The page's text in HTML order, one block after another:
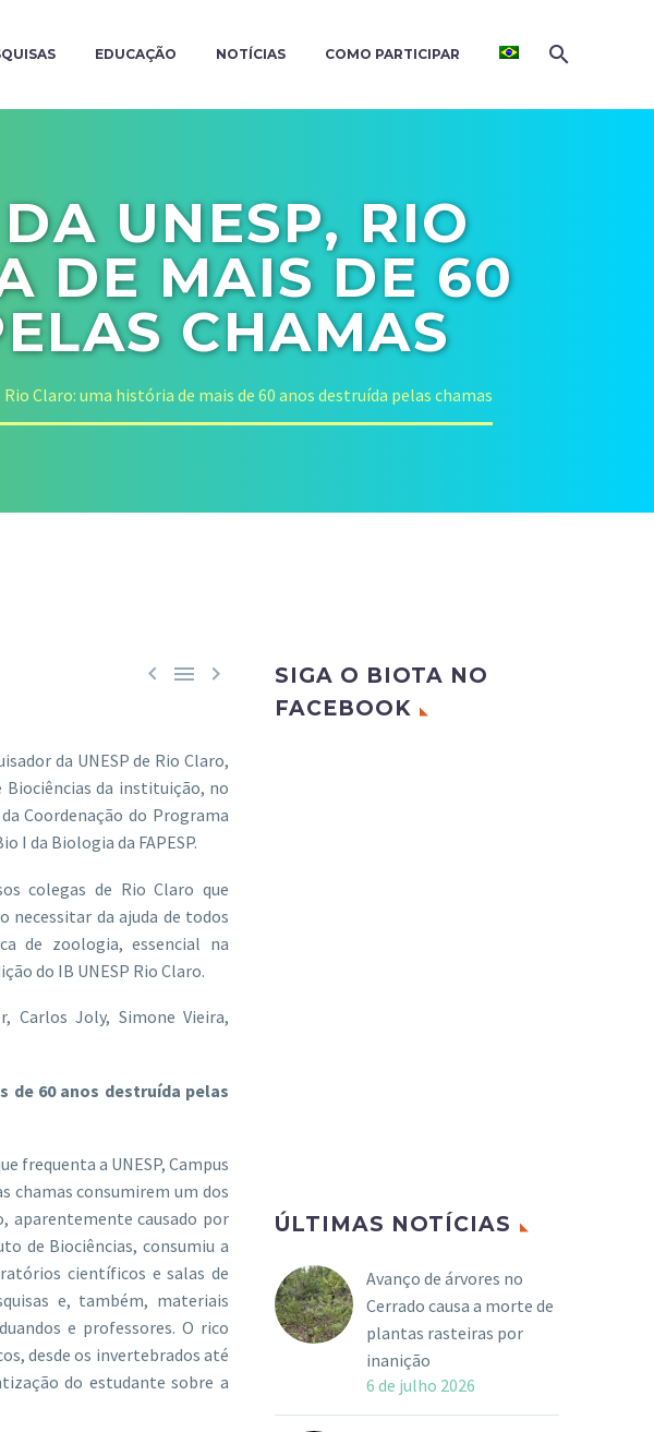
EDUCAÇÃO NOTÍCIAS COMO PARTICIPAR
UNESP, RIO
DE MAIS DE 60
CHAMAS
Rio Claro: uma história de mais de 60 anos destruída pelas chamas
  
da UNESP de Rio Claro,
da instituição, no
Coordenação do Programa
I da Biologia da FAPESP.
colegas de Rio Claro que
da ajuda de todos
de zoologia, essencial na
do IB UNESP Rio Claro.
Carlos Joly, Simone Vieira,
de 60 anos destruída pelas
frequenta a UNESP, Campus
chamas consumirem um dos
aparentemente causado por
de Biociências, consumiu a
científicos e salas de
e, também, materiais
e professores. O rico
desde os invertebrados até
do estudante sobre a
SIGA O BIOTA NO
FACEBOOK
ÚLTIMAS NOTÍCIAS
Avanço de árvores no
Cerrado causa a morte de
plantas rasteiras por
inanição
6 de julho 2026